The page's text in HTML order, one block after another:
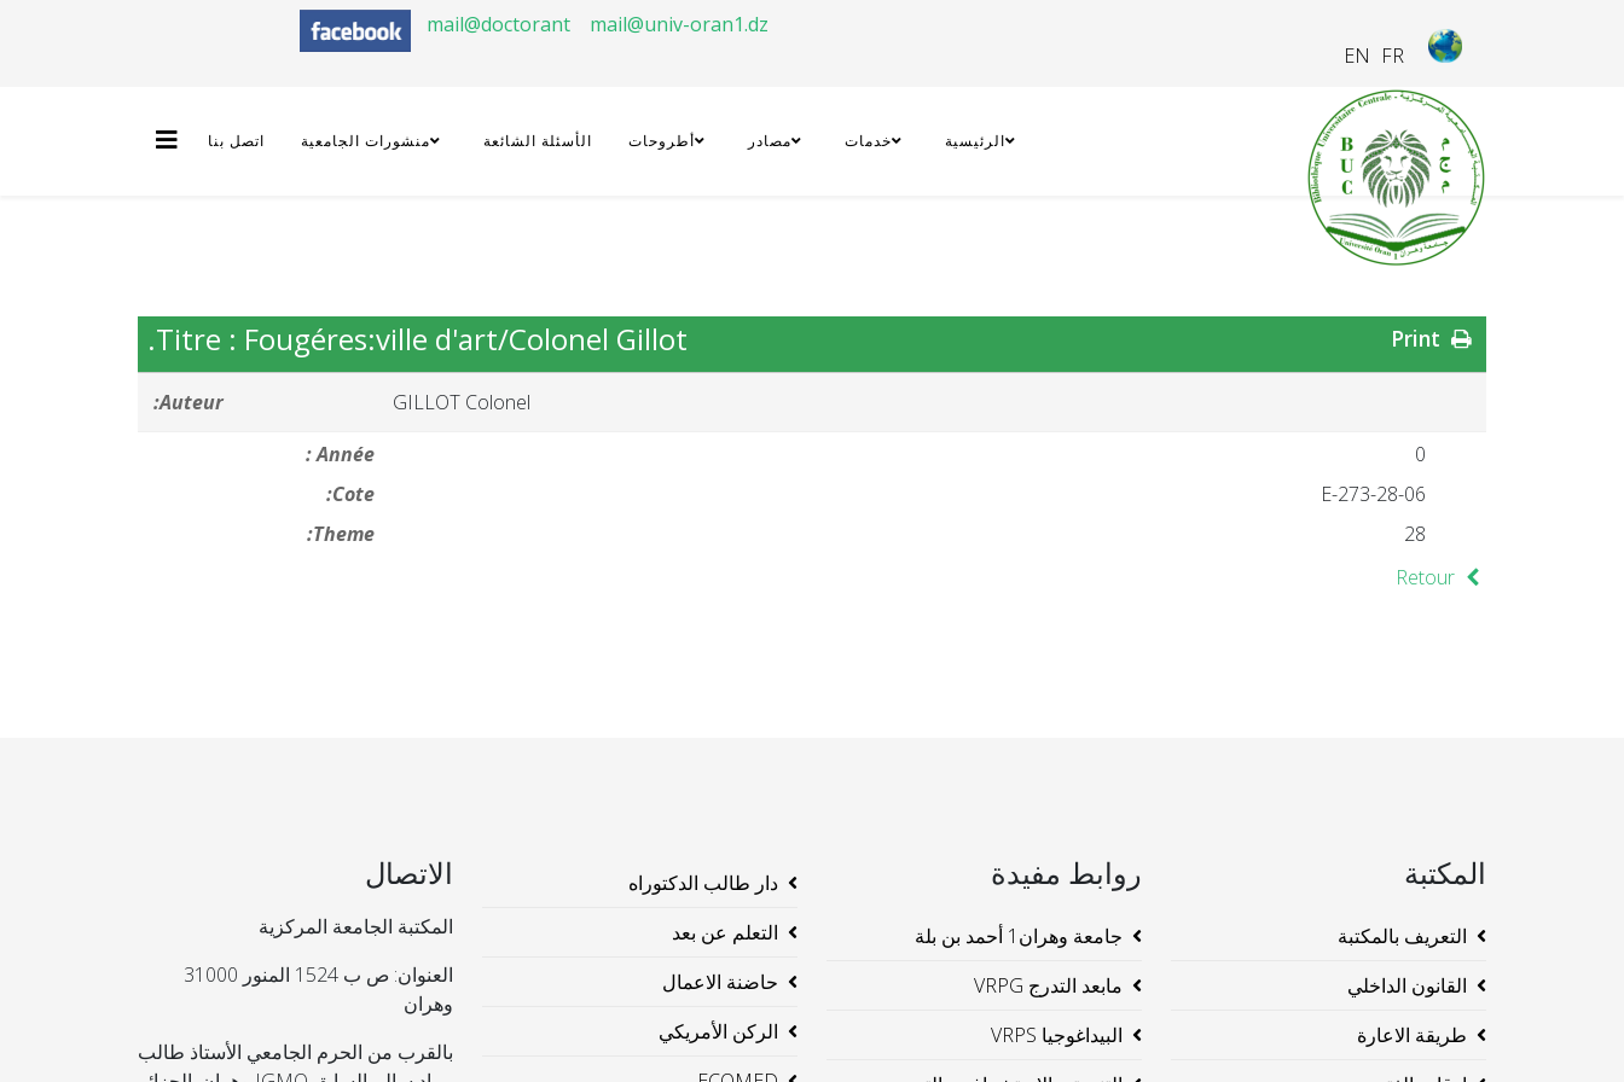
FR
EN
mail@doctorant mail@univ-oran1.dz
الرئيسية خدمات مصادر أطروحات الأسئلة الشائعة منشورات الجامعية اتصل بنا
Titre : Fougéres:ville d'art/Colonel Gillot.
Auteur:
GILLOT Colonel
Année :
0
Cote:
28-06-E-273
Theme:
28
Retour
المكتبة
التعريف بالمكتبة
القانون الداخلي
طريقة الاعارة
روابط مفيدة
جامعة وهران1 أحمد بن بلة
مابعد التدرج VRPG
البيداغوجيا VRPS
دار طالب الدكتوراه
التعلم عن بعد
حاضنة الاعمال
الركن الأمريكي
الاتصال
المكتبة الجامعة المركزية
العنوان: ص ب 1524 المنور 31000
وهران
بالقرب من الحرم الجامعي الأستاذ طالب